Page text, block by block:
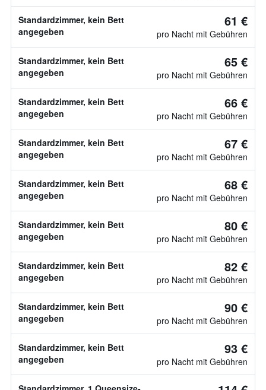
Standardzimmer, kein Bett
angegeben
61 €
pro Nacht mit Gebühren
Standardzimmer, kein Bett
angegeben
65 €
pro Nacht mit Gebühren
Standardzimmer, kein Bett
angegeben
66 €
pro Nacht mit Gebühren
Standardzimmer, kein Bett
angegeben
67 €
pro Nacht mit Gebühren
Standardzimmer, kein Bett
angegeben
68 €
pro Nacht mit Gebühren
Standardzimmer, kein Bett
angegeben
80 €
pro Nacht mit Gebühren
Standardzimmer, kein Bett
angegeben
82 €
pro Nacht mit Gebühren
Standardzimmer, kein Bett
angegeben
90 €
pro Nacht mit Gebühren
Standardzimmer, kein Bett
angegeben
93 €
pro Nacht mit Gebühren